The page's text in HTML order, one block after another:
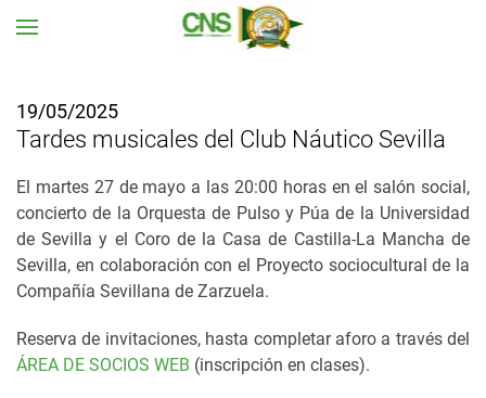
19/05/2025
Tardes musicales del Club Náutico Sevilla
El martes 27 de mayo a las 20:00 horas en el salón social,
concierto de la Orquesta de Pulso y Púa de la Universidad
de Sevilla y el Coro de la Casa de Castilla-La Mancha de
Sevilla, en colaboración con el Proyecto sociocultural de la
Compañía Sevillana de Zarzuela.
Reserva de invitaciones, hasta completar aforo a través del
ÁREA DE SOCIOS WEB (inscripción en clases).